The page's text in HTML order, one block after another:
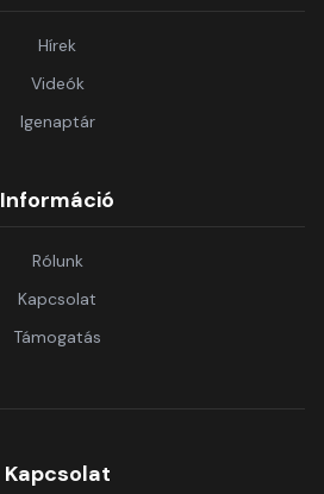
Hírek
Videók
Igenaptár
Információ
Rólunk
Kapcsolat
Támogatás
Kapcsolat